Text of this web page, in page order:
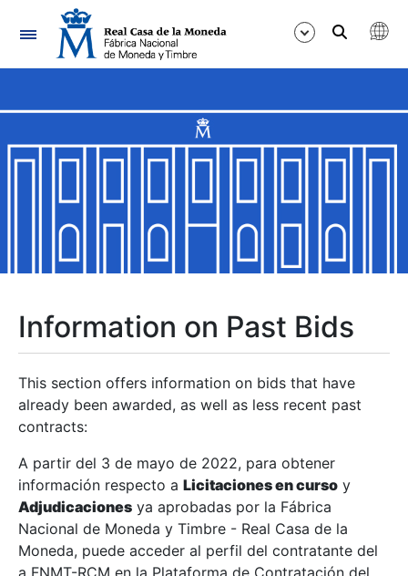
Navigation
Show/Hide
Show/Hide
Show/Hide
Show/Hide
Show/Hide
Information on Past Bids
This section offers information on bids that have
already been awarded, as well as less recent past
contracts:
A partir del 3 de mayo de 2022, para obtener
información respecto a Licitaciones en curso y
Adjudicaciones ya aprobadas por la Fábrica
Nacional de Moneda y Timbre - Real Casa de la
Moneda, puede acceder al perfil del contratante del
a FNMT-RCM en la Plataforma de Contratación del